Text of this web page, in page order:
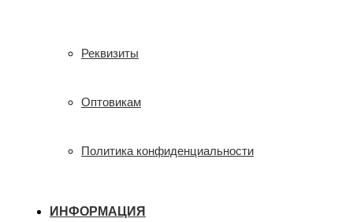
Реквизиты
Оптовикам
Политика конфиденциальности
ИНФОРМАЦИЯ